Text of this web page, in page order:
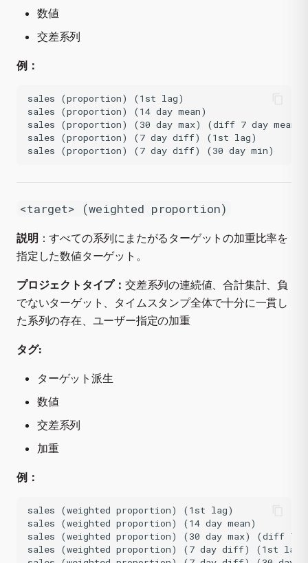
数値
交差系列
例：
sales (proportion) (1st lag)
sales (proportion) (14 day mean)
sales (proportion) (30 day max) (diff 7 day mean)
sales (proportion) (7 day diff) (1st lag)
<target> (weighted proportion)
説明 ：すべての系列にまたがるターゲットの加重比率を
指定した数値ターゲット。
プロジェクトタイプ： 交差系列の連続値、合計集計、負
でないターゲット、タイムスタンプ全体で十分に一貫し
た系列の存在、ユーザー指定の加重
タグ:
ターゲット派生
数値
交差系列
加重
例：
sales (weighted proportion) (1st lag)
sales (weighted proportion) (14 day mean)
sales (weighted proportion) (30 day max) (diff 7
sales (weighted proportion) (7 day diff) (1st lag)